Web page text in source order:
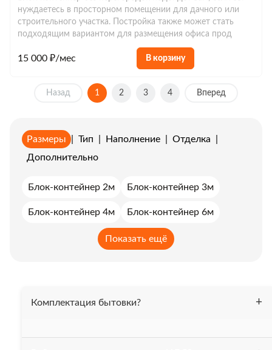
нуждаетесь в просторном помещении для дачного или
строительного участка. Постройка также может стать
подходящим вариантом для размещения офиса прод
15 000 ₽/мес В корзину
Назад 1 2 3 4 Вперед
Размеры Тип Наполнение Отделка
Дополнительно
Блок-контейнер 2м Блок-контейнер 3м
Блок-контейнер 4м Блок-контейнер 6м
Блок-контейнер 7м Блок-контейнер 8м
Показать ещё
Комплектация бытовки?